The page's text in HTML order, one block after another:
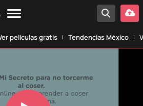
películas gratis Tendencias México